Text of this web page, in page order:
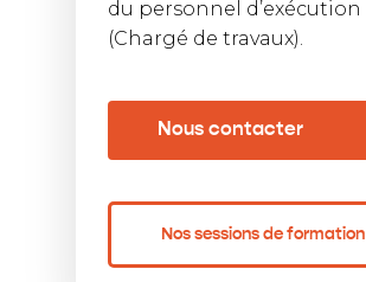
du personnel d’exécution
(Chargé de travaux).
Nous contacter
Nos sessions de formation